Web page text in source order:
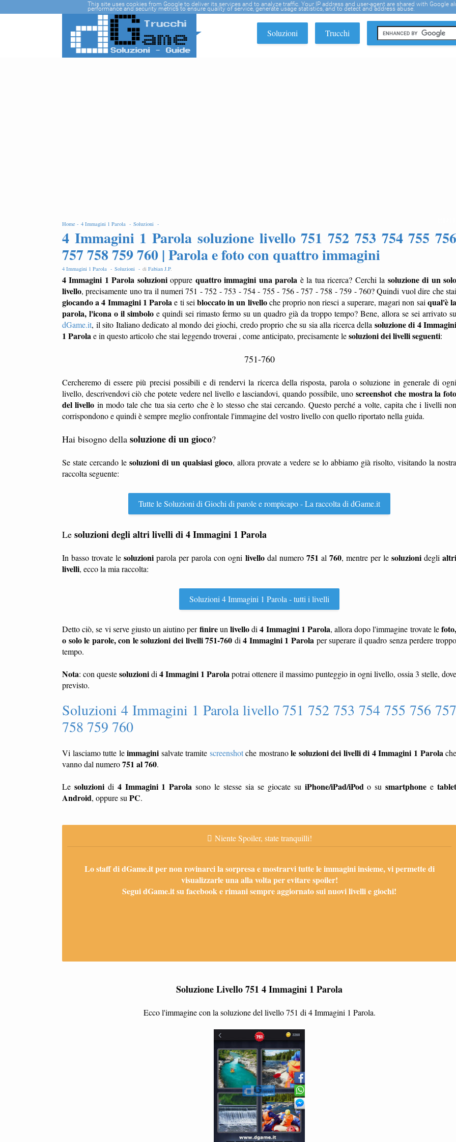
Soluzioni Trucchi
Home - 4 Immagini 1 Parola - Soluzioni -
4 Immagini 1 Parola soluzione livello 751 752 753 754 755 756
757 758 759 760 | Parola e foto con quattro immagini
4 Immagini 1 Parola - Soluzioni - di Fabian J.P.
4 Immagini 1 Parola soluzionioppure quattro immagini una parola è la tua ricerca? Cerchi la soluzione di un solo
livello, precisamente uno tra il numeri 751 - 752 - 753 - 754 - 755 - 756 - 757 - 758 - 759 - 760? Quindi vuol dire che stai
giocando a 4 Immagini 1 Parolae ti sei bloccato in un livelloche proprio non riesci a superare, magari non sai qual'è la
parola, l'icona o il simbolo e quindi sei rimasto fermo su un quadro già da troppo tempo? Bene, allora se sei arrivato su
dGame.it, il sito Italiano dedicato al mondo dei giochi, credo proprio che su sia alla ricerca della soluzione di 4 Immagini
1 Parolae in questo articolo che stai leggendo troverai , come anticipato, precisamente lesoluzioni dei livelli seguenti:
751-760
Cercheremo di essere più precisi possibili e di rendervi la ricerca della risposta, parola o soluzione in generale di ogni
livello, descrivendovi ciò che potete vedere nel livello e lasciandovi, quando possibile, unoscreenshot che mostra la foto
del livello in modo tale che tua sia certo che è lo stesso che stai cercando. Questo perché a volte, capita che i livelli non
corrispondono e quindi è sempre meglio confrontale l'immagine del vostro livello con quello riportato nella guida.
Hai bisogno della soluzione di un gioco?
Se state cercando le soluzioni di un qualsiasi gioco, allora provate a vedere se lo abbiamo già risolto, visitando la nostra
raccolta seguente:
Tutte le Soluzioni di Giochi di parole e rompicapo - La raccolta di dGame.it
Le soluzioni degli altri livelli di 4 Immagini 1 Parola
In basso trovate lesoluzioni parola per parola con ogni livellodal numero 751 al 760, mentre per le soluzionideglialtri
livelli, ecco la mia raccolta:
Soluzioni 4 Immagini 1 Parola - tutti i livelli
Detto ciò, se vi serve giusto un aiutino perfinireunlivellodi4 Immagini 1 Parola, allora dopo l'immagine trovate lefoto,
o solo le parole, con le soluzioni dei livelli 751-760 di4 Immagini 1 Parola per superare il quadro senza perdere troppo
tempo.
Nota: con questesoluzionidi 4 Immagini 1 Parolapotrai ottenere il massimo punteggio in ogni livello, ossia 3 stelle, dove
previsto.
Soluzioni 4 Immagini 1 Parola livello 751 752 753 754 755 756 757
758 759 760
Vi lasciamo tutte leimmagini salvate tramite screenshotche mostranole soluzioni dei livelli di 4 Immagini 1 Parola che
vanno dal numero751 al 760.
Le soluzionidi 4 Immagini 1 Parola sono le stesse sia se giocate su iPhone/iPad/iPod o susmartphone etablet
Android, oppure su PC.
Niente Spoiler, state tranquilli!
Lo staff di dGame.it per non rovinarci la sorpresa e mostrarvi tutte le immagini insieme, vi permette di
visualizzarle una alla volta per evitare spoiler!
Segui dGame.it su facebook e rimani sempre aggiornato sui nuovi livelli e giochi!
Soluzione Livello 751 4 Immagini 1 Parola
Ecco l'immagine con la soluzione del livello 751 di 4 Immagini 1 Parola.
This site uses cookies from Google to deliver its services and to analyze traffic. Your IP address and user-agent are shared with Google
performance and security metrics to ensure quality of service, generate usage statistics, and to detect and address abuse.